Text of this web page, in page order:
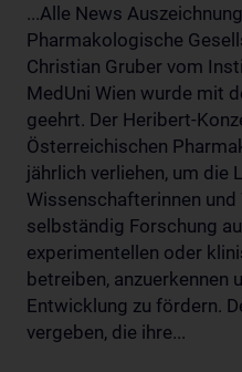
...Alle News
Pharmakologische
Christian Gruber vom
MedUni Wien wurde mit
geehrt. Der Heribert-
Österreichischen
jährlich verliehen, um die
Wissenschafterinnen
selbständig Forschung
experimentellen oder
betreiben, anzuerkennen
Entwicklung zu fördern.
vergeben, die ihre...